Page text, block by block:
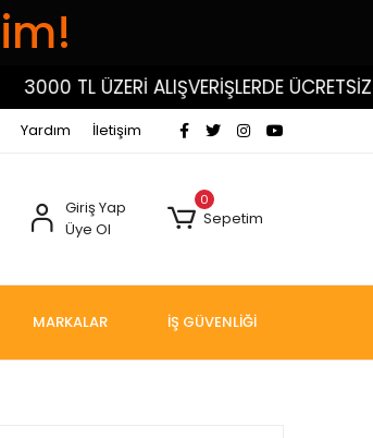
TL ÜZERİ ALIŞVERİŞLERDE ÜCRETSİZ
Yardım İletişim
Giriş Yap
Üye Ol
0
Sepetim
MARKALAR İŞ GÜVENLİĞİ